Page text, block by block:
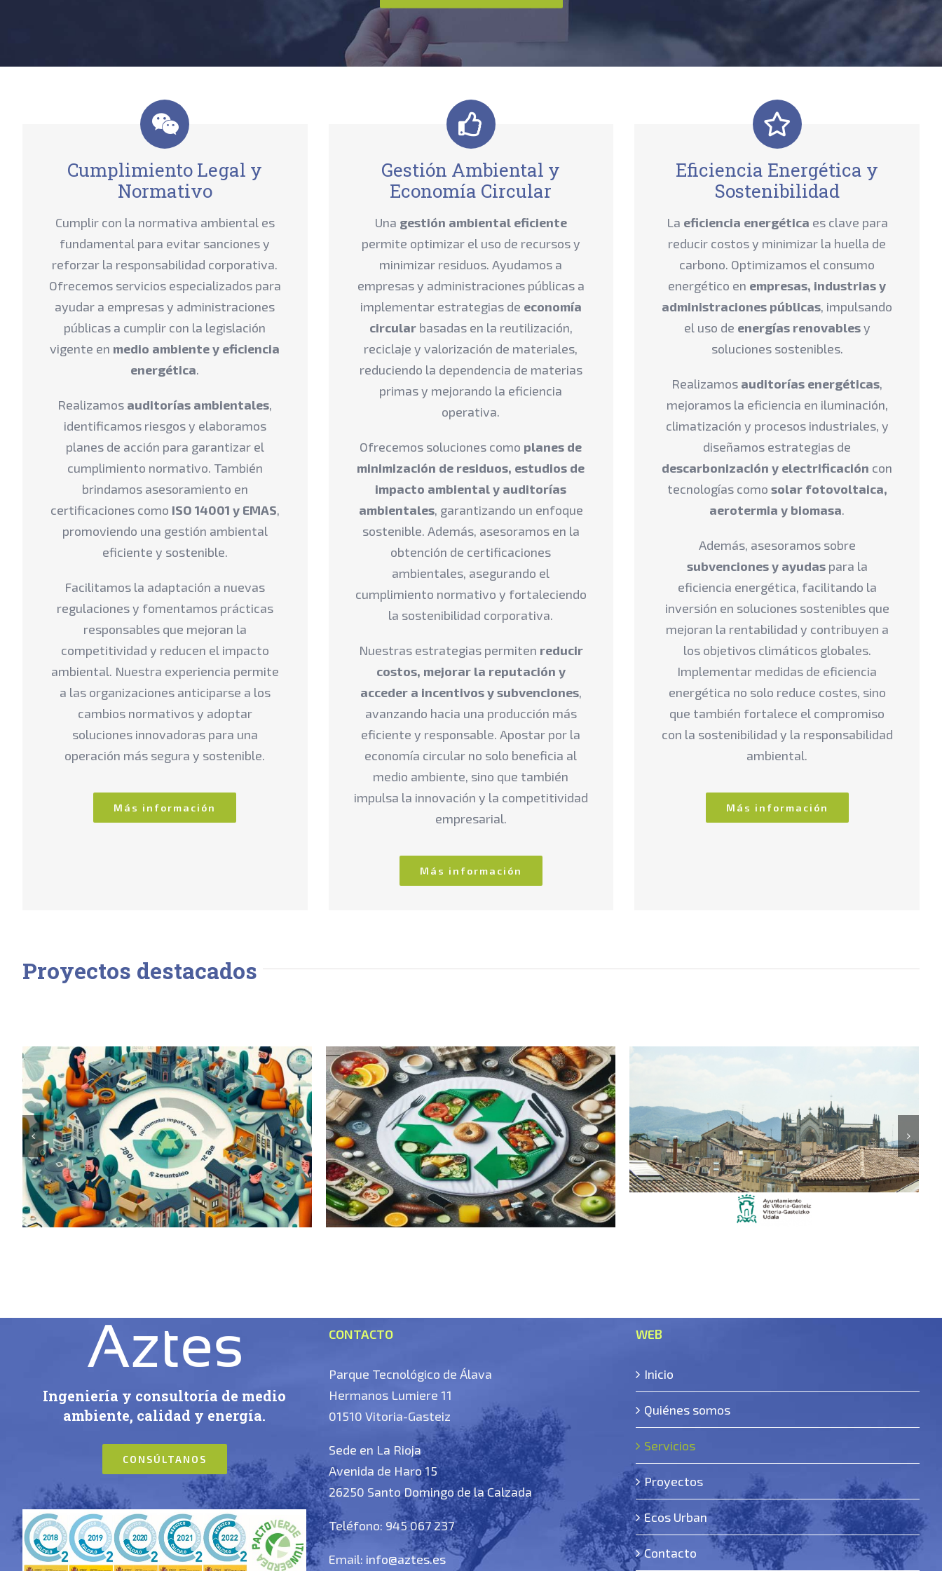
Cumplimiento Legal y
Normativo
Cumplir con la normativa ambiental es
fundamental para evitar sanciones y
reforzar la responsabilidad corporativa.
Ofrecemos servicios especializados para
ayudar a empresas y administraciones
públicas a cumplir con la legislación
vigente en medio ambiente y eficiencia
energética.
Realizamos auditorías ambientales,
identificamos riesgos y elaboramos
planes de acción para garantizar el
cumplimiento normativo. También
brindamos asesoramiento en
certificaciones como ISO 14001 y EMAS,
promoviendo una gestión ambiental
eficiente y sostenible.
Facilitamos la adaptación a nuevas
regulaciones y fomentamos prácticas
responsables que mejoran la
competitividad y reducen el impacto
ambiental. Nuestra experiencia permite
a las organizaciones anticiparse a los
cambios normativos y adoptar
soluciones innovadoras para una
operación más segura y sostenible.
Más información
Gestión Ambiental y
Economía Circular
Una gestión ambiental eficiente
permite optimizar el uso de recursos y
minimizar residuos. Ayudamos a
empresas y administraciones públicas a
implementar estrategias de economía
circularbasadas en la reutilización,
reciclaje y valorización de materiales,
reduciendo la dependencia de materias
primas y mejorando la eficiencia
operativa.
Ofrecemos soluciones como planes de
minimización de residuos, estudios de
impacto ambiental y auditorías
ambientales, garantizando un enfoque
sostenible. Además, asesoramos en la
obtención de certificaciones
ambientales, asegurando el
cumplimiento normativo y fortaleciendo
la sostenibilidad corporativa.
Nuestras estrategias permiten reducir
costos, mejorar la reputación y
acceder a incentivos y subvenciones,
avanzando hacia una producción más
eficiente y responsable. Apostar por la
economía circular no solo beneficia al
medio ambiente, sino que también
impulsa la innovación y la competitividad
empresarial.
Más información
Eficiencia Energética y
Sostenibilidad
La eficiencia energética es clave para
reducir costos y minimizar la huella de
carbono. Optimizamos el consumo
energético en empresas, industrias y
administraciones públicas, impulsando
el uso de energías renovablesy
soluciones sostenibles.
Realizamos auditorías energéticas,
mejoramos la eficiencia en iluminación,
climatización y procesos industriales, y
diseñamos estrategias de
descarbonización y electrificación con
tecnologías como solar fotovoltaica,
aerotermia y biomasa.
Además, asesoramos sobre
subvenciones y ayudaspara la
eficiencia energética, facilitando la
inversión en soluciones sostenibles que
mejoran la rentabilidad y contribuyen a
los objetivos climáticos globales.
Implementar medidas de eficiencia
energética no solo reduce costes, sino
que también fortalece el compromiso
con la sostenibilidad y la responsabilidad
ambiental.
Más información
Proyectos destacados
Estudio de Impacto Ambiental
Evitado Productos Reparados
Economía Circular en el Sector
Turístico: Impulsando la
Sostenibilidad y Rentabilidad
Asesoramiento a empresas locales
para la optimización y reducción
del gasto energético y huella de
carbono
Ingeniería y consultoría de medio
ambiente, calidad y energía.
CONSÚLTANOS
CONTACTO
Parque Tecnológico de Álava
Hermanos Lumiere 11
01510 Vitoria-Gasteiz
Sede en La Rioja
Avenida de Haro 15
26250 Santo Domingo de la Calzada
Teléfono: 945 067 237
Email: info@aztes.es
WEB
Inicio
Quiénes somos
Servicios
Proyectos
Ecos Urban
Contacto